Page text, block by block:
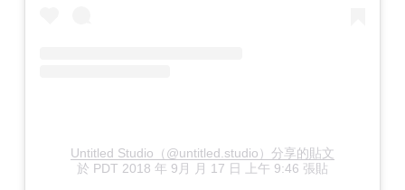
Untitled Studio（@untitled.studio）分享的貼文
於 PDT 2018 年 9月 月 17 日 上午 9:46 張貼